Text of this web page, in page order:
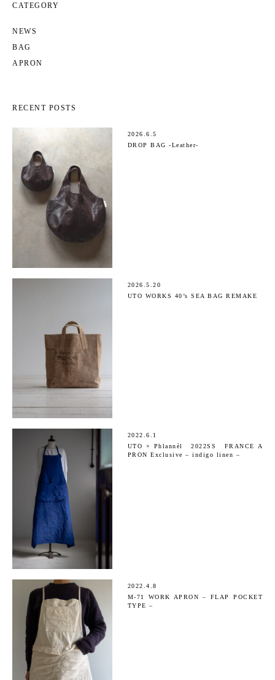
CATEGORY
NEWS
BAG
APRON
RECENT POSTS
2026.6.5
DROP BAG -Leather-
2026.5.20
UTO WORKS 40’s SEA BAG REMAKE
2022.6.1
UTO × Phlannèl 2022SS FRANCE A
PRON Exclusive – indigo linen –
2022.4.8
M-71 WORK APRON – FLAP POCKET
TYPE –